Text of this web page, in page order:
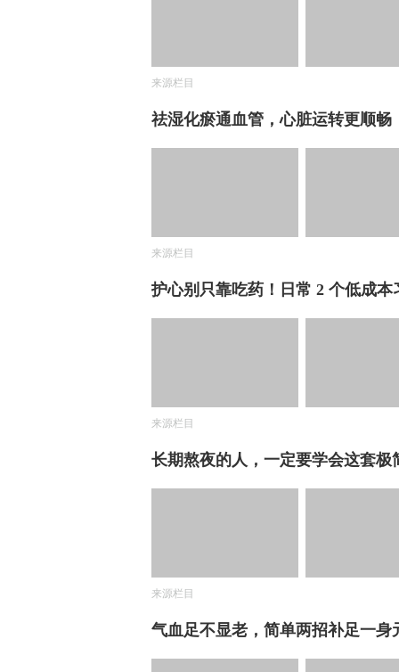
来源栏目
祛湿化瘀通血管，心脏运转更顺畅
来源栏目
护心别只靠吃药！日常 2 个低成
来源栏目
长期熬夜的人，一定要学会这套极
来源栏目
气血足不显老，简单两招补足一身